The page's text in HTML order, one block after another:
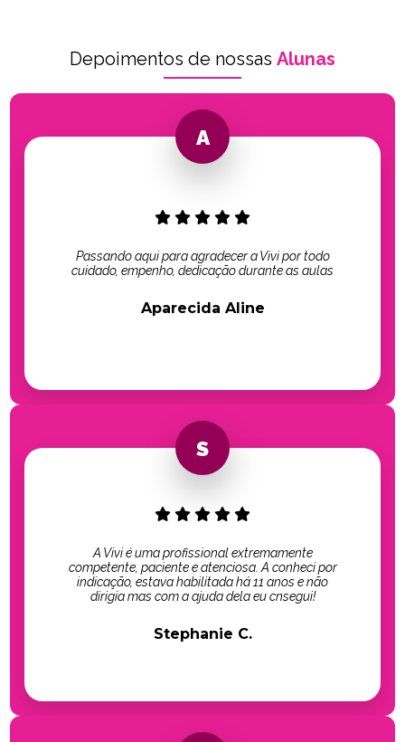
Depoimentos de nossas Alunas
Passando aqui para agradecer a Vivi por todo
cuidado, empenho, dedicação durante as aulas
Aparecida Aline
A Vivi é uma profissional extremamente
competente, paciente e atenciosa. A conheci por
indicação, estava habilitada há 11 anos e não
dirigia mas com a ajuda dela eu cnsegui!
Stephanie C.